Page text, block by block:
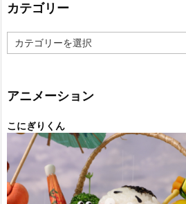
カテゴリー
テ
ー
アニメーション
こにぎりくん